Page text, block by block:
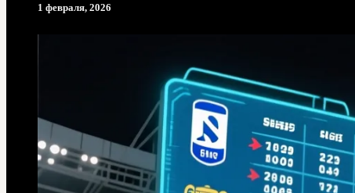
1 февраля, 2026